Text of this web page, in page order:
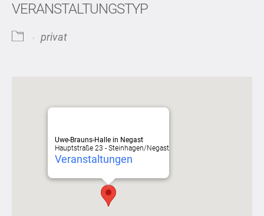
VERANSTALTUNGSTYP
privat
Uwe-Brauns-Halle in Negast
Hauptstraße 23 - Steinhagen/Negast
Veranstaltungen